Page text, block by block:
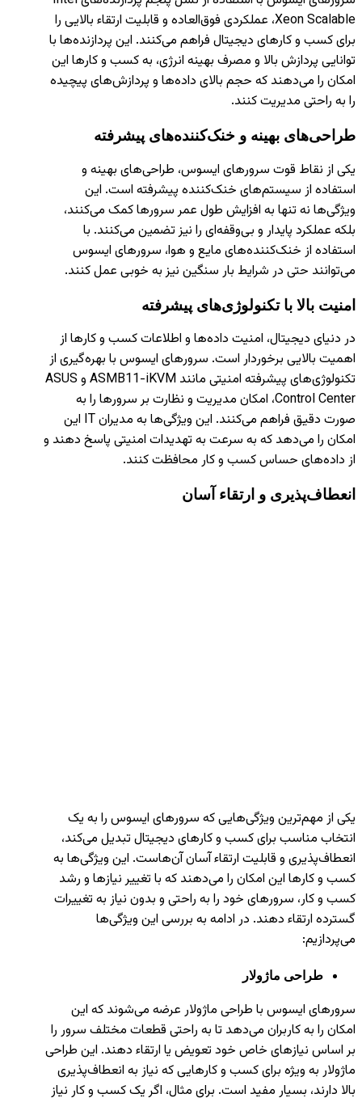
Xeon Scalable، عملکردی فوق‌العاده و قابلیت ارتقاء بالایی را
برای کسب و کارهای دیجیتال فراهم می‌کنند. این پردازنده‌ها با
توانایی پردازش بالا و مصرف بهینه انرژی، به کسب و کارها این
امکان را می‌دهند که حجم بالای داده‌ها و پردازش‌های پیچیده
را به راحتی مدیریت کنند.
طراحی‌های بهینه و خنک‌کننده‌های پیشرفته
یکی از نقاط قوت سرورهای ایسوس، طراحی‌های بهینه و
استفاده از سیستم‌های خنک‌کننده پیشرفته است. این
ویژگی‌ها نه تنها به افزایش طول عمر سرورها کمک می‌کنند،
بلکه عملکرد پایدار و بی‌وقفه‌ای را نیز تضمین می‌کنند. با
استفاده از خنک‌کننده‌های مایع و هوا، سرورهای ایسوس
می‌توانند حتی در شرایط بار سنگین نیز به خوبی عمل کنند.
امنیت بالا با تکنولوژی‌های پیشرفته
در دنیای دیجیتال، امنیت داده‌ها و اطلاعات کسب و کارها از
اهمیت بالایی برخوردار است. سرورهای ایسوس با بهره‌گیری از
تکنولوژی‌های پیشرفته امنیتی مانند ASMB11-iKVM و ASUS
Control Center، امکان مدیریت و نظارت بر سرورها را به
صورت دقیق فراهم می‌کنند. این ویژگی‌ها به مدیران IT این
امکان را می‌دهد که به سرعت به تهدیدات امنیتی پاسخ دهند و
از داده‌های حساس کسب و کار محافظت کنند.
انعطاف‌پذیری و ارتقاء آسان
یکی از مهم‌ترین ویژگی‌هایی که سرورهای ایسوس را به یک
انتخاب مناسب برای کسب و کارهای دیجیتال تبدیل می‌کند،
انعطاف‌پذیری و قابلیت ارتقاء آسان آن‌هاست. این ویژگی‌ها به
کسب و کارها این امکان را می‌دهند که با تغییر نیازها و رشد
کسب و کار، سرورهای خود را به راحتی و بدون نیاز به تغییرات
گسترده ارتقاء دهند. در ادامه به بررسی این ویژگی‌ها
می‌پردازیم:
طراحی ماژولار
سرورهای ایسوس با طراحی ماژولار عرضه می‌شوند که این
امکان را به کاربران می‌دهد تا به راحتی قطعات مختلف سرور را
بر اساس نیازهای خاص خود تعویض یا ارتقاء دهند. این طراحی
ماژولار به ویژه برای کسب و کارهایی که نیاز به انعطاف‌پذیری
بالا دارند، بسیار مفید است. برای مثال، اگر یک کسب و کار نیاز